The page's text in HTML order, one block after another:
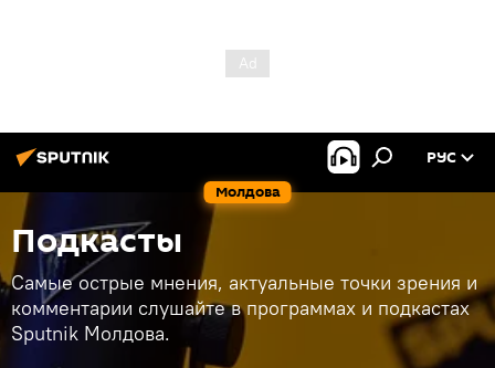
Молдова
РУС
Подкасты
Самые острые мнения, актуальные точки зрения и
комментарии слушайте в программах и подкастах
Sputnik Молдова.